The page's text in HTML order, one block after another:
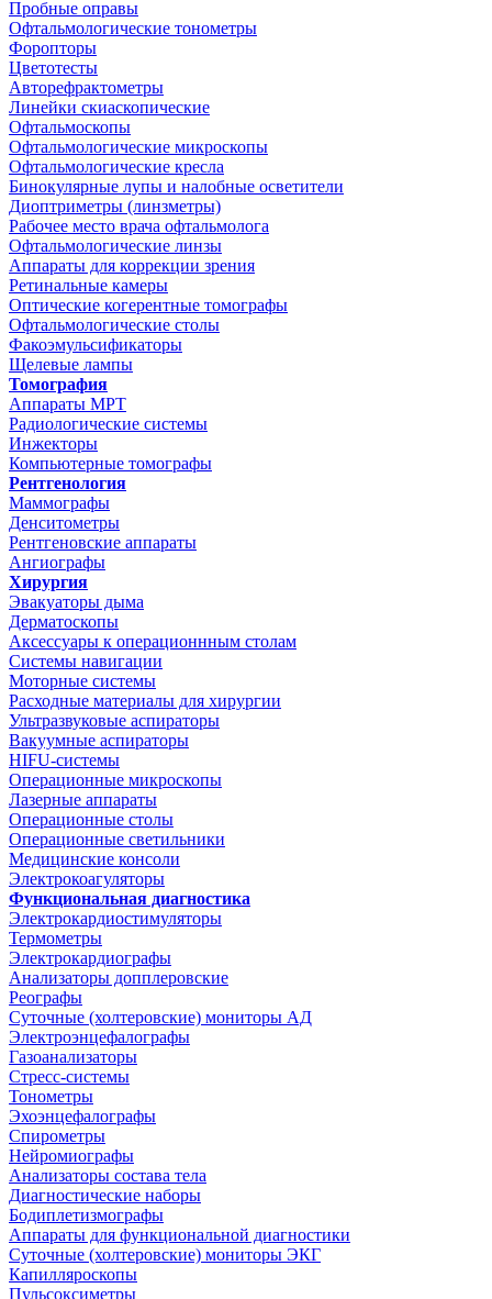
Пробные оправы
Офтальмологические тонометры
Форопторы
Цветотесты
Авторефрактометры
Линейки скиаскопические
Офтальмоскопы
Офтальмологические микроскопы
Офтальмологические кресла
Бинокулярные лупы и налобные осветители
Диоптриметры (линзметры)
Рабочее место врача офтальмолога
Офтальмологические линзы
Аппараты для коррекции зрения
Ретинальные камеры
Оптические когерентные томографы
Офтальмологические столы
Факоэмульсификаторы
Щелевые лампы
Томография
Аппараты МРТ
Радиологические системы
Инжекторы
Компьютерные томографы
Рентгенология
Маммографы
Денситометры
Рентгеновские аппараты
Ангиографы
Хирургия
Эвакуаторы дыма
Дерматоскопы
Аксессуары к операционнным столам
Системы навигации
Моторные системы
Расходные материалы для хирургии
Ультразвуковые аспираторы
Вакуумные аспираторы
HIFU-системы
Операционные микроскопы
Лазерные аппараты
Операционные столы
Операционные светильники
Медицинские консоли
Электрокоагуляторы
Функциональная диагностика
Электрокардиостимуляторы
Термометры
Электрокардиографы
Анализаторы допплеровские
Реографы
Суточные (холтеровские) мониторы АД
Электроэнцефалографы
Газоанализаторы
Стресс-системы
Тонометры
Эхоэнцефалографы
Спирометры
Нейромиографы
Анализаторы состава тела
Диагностические наборы
Бодиплетизмографы
Аппараты для функциональной диагностики
Суточные (холтеровские) мониторы ЭКГ
Капилляроскопы
Пульсоксиметры